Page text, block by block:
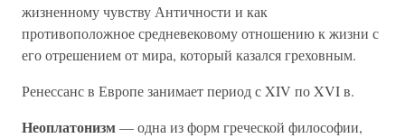
жизненному чувству Античности и как
противоположное средневековому отношению к жизни с
его отрешением от мира, который казался греховным.
Ренессанс в Европе занимает период с XIV по XVI в.
Неоплатонизм— одна из форм греческой философии,